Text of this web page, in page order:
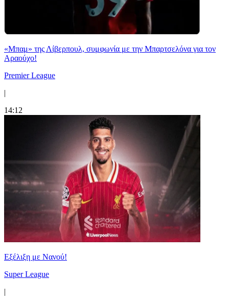
«Μπαμ» της Λίβερπουλ, συμφωνία με την Μπαρτσελόνα για τον
Αραούχο!
Premier League
|
14:12
Εξέλιξη με Νανού!
Super League
|